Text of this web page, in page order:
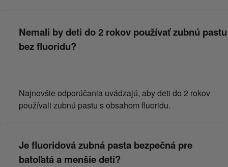
Nemali by deti do 2 rokov používať zubnú pastu
bez fluoridu?
Najnovšie odporúčania uvádzajú, aby deti do 2 rokov
používali zubnú pastu s obsahom fluoridu.
Je fluoridová zubná pasta bezpečná pre
batoľatá a menšie deti?